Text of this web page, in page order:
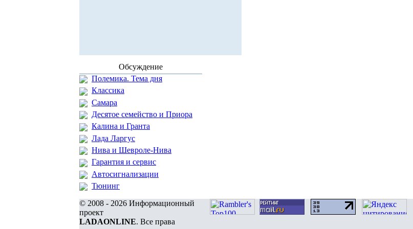
Обсуждение
Полемика. Тема дня
Классика
Самара
Десятое семейство и Приора
Калина и Гранта
Лада Ларгус
Нива и Шевроле-Нива
Гарантия и сервис
Автосигнализации
Тюнинг
© 2008 - 2026 Информационный
проект
LADAONLINE. Все права